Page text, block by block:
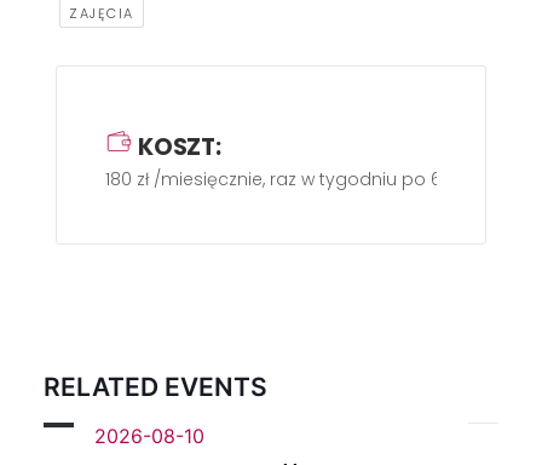
ZAJĘCIA
KOSZT:
180 zł /miesięcznie, raz w tygodniu po 60 min.
RELATED EVENTS
2026-08-10